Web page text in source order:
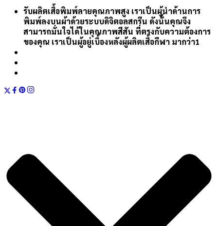
รับผลิตเสื้อพิมพ์ลายคุณภาพสูง เราเป็นผู้นำด้านการ
พิมพ์ลงบนผ้าด้วยระบบดิจิตอลสกรีน ดังนั้นคุณจึง
สามารถมั่นใจได้ในคุณภาพสีสัน ที่ตรงกับความต้องการ
ของคุณ เราเป็นผู้อยู่เบื้องหลังผู้ผลิตเสื้อกีฬา มากว่า1